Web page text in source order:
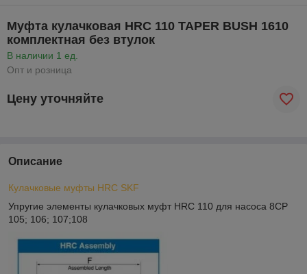
Муфта кулачковая HRC 110 TAPER BUSH 1610
комплектная без втулок
В наличии 1 ед.
Опт и розница
Цену уточняйте
Описание
Кулачковые муфты HRC SKF
Упругие элементы кулачковых муфт HRC 110 для насоса 8CP
105; 106; 107;108